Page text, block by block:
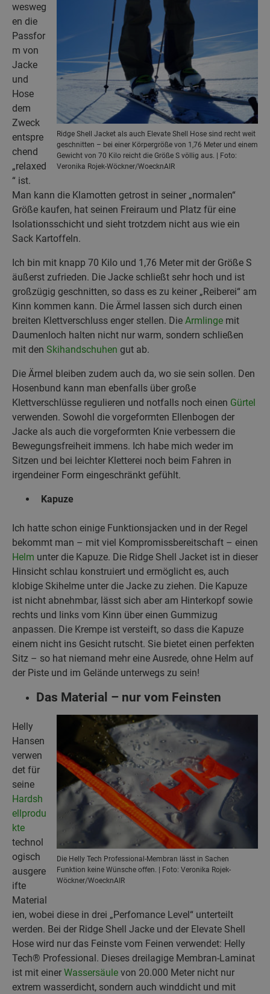
Ridge Shell Jacket als auch Elevate Shell Hose sind recht weit
geschnitten – bei einer Körpergröße von 1,76 Meter und einem
Gewicht von 70 Kilo reicht die Größe S völlig aus. | Foto:
Veronika Rojek-Wöckner/WoecknAIR
wesweg
en die
Passfor
m von
Jacke
und
Hose
dem
Zweck
entspre
chend
„relaxed
“ ist.
Man kann die Klamotten getrost in seiner „normalen“
Größe kaufen, hat seinen Freiraum und Platz für eine
Isolationsschicht und sieht trotzdem nicht aus wie ein
Sack Kartoffeln.
Ich bin mit knapp 70 Kilo und 1,76 Meter mit der Größe S
äußerst zufrieden. Die Jacke schließt sehr hoch und ist
großzügig geschnitten, so dass es zu keiner „Reiberei“ am
Kinn kommen kann. Die Ärmel lassen sich durch einen
breiten Klettverschluss enger stellen. Die Armlinge mit
Daumenloch halten nicht nur warm, sondern schließen
mit den Skihandschuhen gut ab.
Die Ärmel bleiben zudem auch da, wo sie sein sollen. Den
Hosenbund kann man ebenfalls über große
Klettverschlüsse regulieren und notfalls noch einen Gürtel
verwenden. Sowohl die vorgeformten Ellenbogen der
Jacke als auch die vorgeformten Knie verbessern die
Bewegungsfreiheit immens. Ich habe mich weder im
Sitzen und bei leichter Kletterei noch beim Fahren in
irgendeiner Form eingeschränkt gefühlt.
Kapuze
Ich hatte schon einige Funktionsjacken und in der Regel
bekommt man – mit viel Kompromissbereitschaft – einen
Helm unter die Kapuze. Die Ridge Shell Jacket ist in dieser
Hinsicht schlau konstruiert und ermöglicht es, auch
klobige Skihelme unter die Jacke zu ziehen. Die Kapuze
ist nicht abnehmbar, lässt sich aber am Hinterkopf sowie
rechts und links vom Kinn über einen Gummizug
anpassen. Die Krempe ist versteift, so dass die Kapuze
einem nicht ins Gesicht rutscht. Sie bietet einen perfekten
Sitz – so hat niemand mehr eine Ausrede, ohne Helm auf
der Piste und im Gelände unterwegs zu sein!
Das Material – nur vom Feinsten
Die Helly Tech Professional-Membran lässt in Sachen
Funktion keine Wünsche offen. | Foto: Veronika Rojek-
Wöckner/WoecknAIR
Helly
Hansen
verwen
det für
seine
Hardsh
ellprodu
kte
technol
ogisch
ausgere
ifte
Material
ien, wobei diese in drei „Perfomance Level“ unterteilt
werden. Bei der Ridge Shell Jacke und der Elevate Shell
Hose wird nur das Feinste vom Feinen verwendet: Helly
Tech® Professional. Dieses dreilagige Membran-Laminat
ist mit einer Wassersäule von 20.000 Meter nicht nur
extrem wasserdicht, sondern auch winddicht und mit